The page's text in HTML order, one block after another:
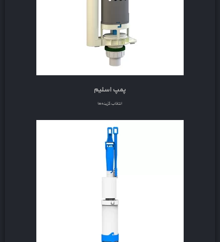
پمپ اسلیم
انتخاب گزینه‌ها